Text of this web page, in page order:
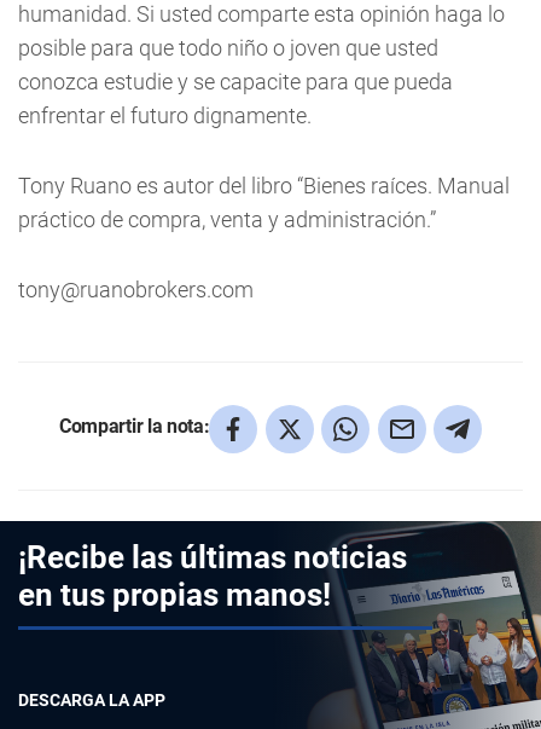
humanidad. Si usted comparte esta opinión haga lo
posible para que todo niño o joven que usted
conozca estudie y se capacite para que pueda
enfrentar el futuro dignamente.
Tony Ruano es autor del libro “Bienes raíces. Manual
práctico de compra, venta y administración.”
tony@ruanobrokers.com
Compartir la nota:
¡Recibe las últimas noticias
en tus propias manos!
DESCARGA LA APP